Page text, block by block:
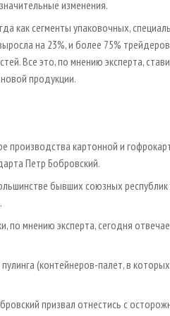
изменения.
как сегменты упаковочных,
на 23%, и более 75%
Все это, по мнению эксперта,
продукции.
производства картонной и
Петр Бобровский.
бывших союзных республик
по мнению эксперта, сегодня
(контейнеров-палет, в
призвал отнестись с